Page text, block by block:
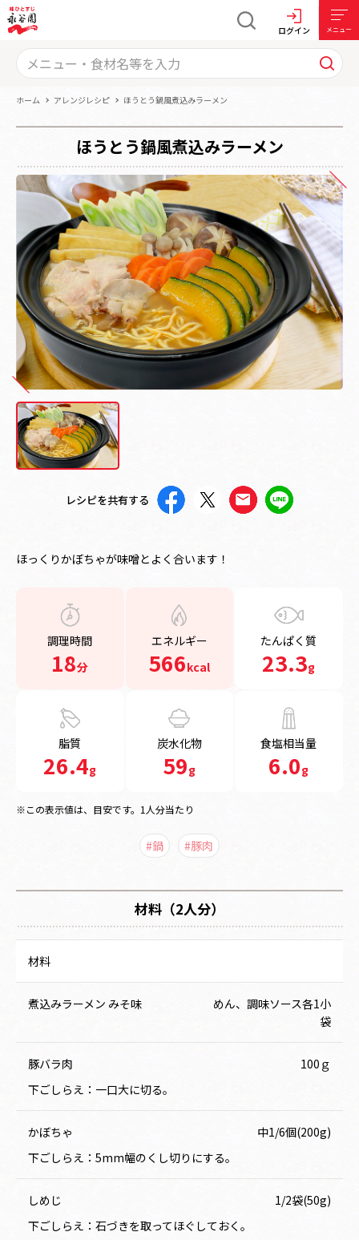
ログイン メニュー
ホーム アレンジレシピ ほうとう鍋風煮込みラーメン
ほうとう鍋風煮込みラーメン
レシピを共有する
ほっくりかぼちゃが味噌とよく合います！
調理時間
18分
エネルギー
566kcal
たんぱく質
23.3g
脂質
26.4g
炭水化物
59g
食塩相当量
6.0g
※この表示値は、目安です。1人分当たり
#鍋 #豚肉
材料（2人分）
材料
煮込みラーメン みそ味
めん、調味ソース各1小
袋
豚バラ肉
100ｇ
下ごしらえ：一口大に切る。
かぼちゃ
中1/6個(200g)
下ごしらえ：5mm幅のくし切りにする。
しめじ
1/2袋(50g)
下ごしらえ：石づきを取ってほぐしておく。